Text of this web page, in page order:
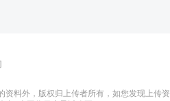
料外，版权归上传者所有，如您发现上传